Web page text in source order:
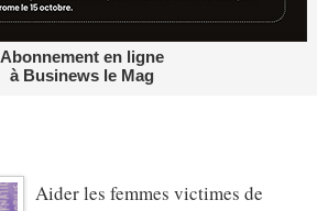
Abonnement en ligne
à Businews le Mag
Aider les femmes victimes de